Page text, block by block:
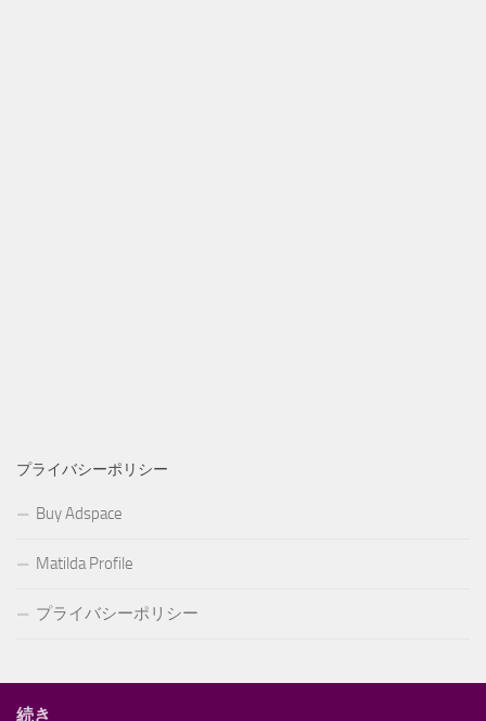
プライバシーポリシー
Buy Adspace
Matilda Profile
プライバシーポリシー
続き